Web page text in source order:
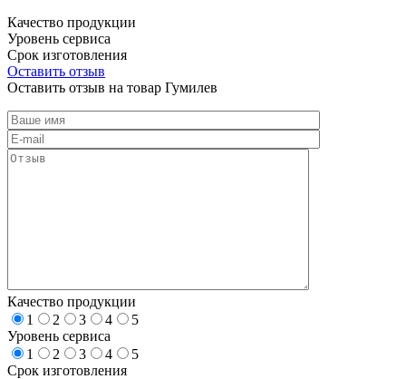
Качество продукции
Уровень сервиса
Срок изготовления
Оставить отзыв
Оставить отзыв на товар Гумилев
Качество продукции
1
2 3 4
5
Уровень сервиса
1
2 3 4
5
Срок изготовления